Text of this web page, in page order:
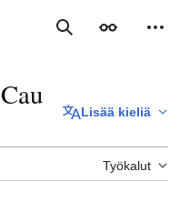
Haku Ulkoasu
Cau
Lisää kieliä
Työkalut